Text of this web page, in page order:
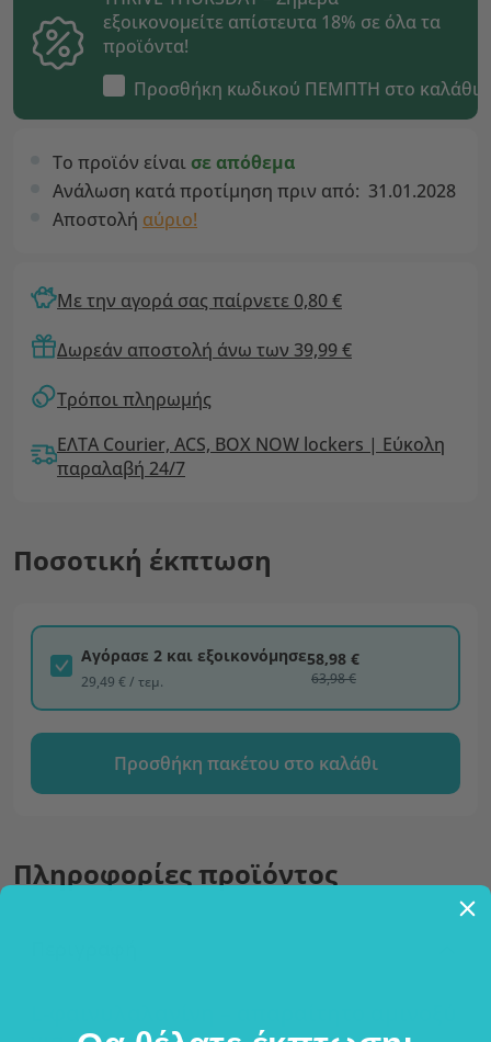
εξοικονομείτε απίστευτα 18% σε όλα τα
προϊόντα!
Προσθήκη κωδικού ΠΕΜΠΤΗ στο καλάθι
Το προϊόν είναι σε απόθεμα
Ανάλωση κατά προτίμηση πριν από: 31.01.2028
Αποστολή αύριο!
Με την αγορά σας παίρνετε 0,80 €
Δωρεάν αποστολή άνω των 39,99 €
Τρόποι πληρωμής
ΕΛΤΑ Courier, ACS, BOX NOW lockers | Εύκολη
παραλαβή 24/7
Ποσοτική έκπτωση
Αγόρασε 2 και εξοικονόμησε
29,49 € / τεμ.
58,98 €
63,98 €
Προσθήκη πακέτου στο καλάθι
Πληροφορίες προϊόντος